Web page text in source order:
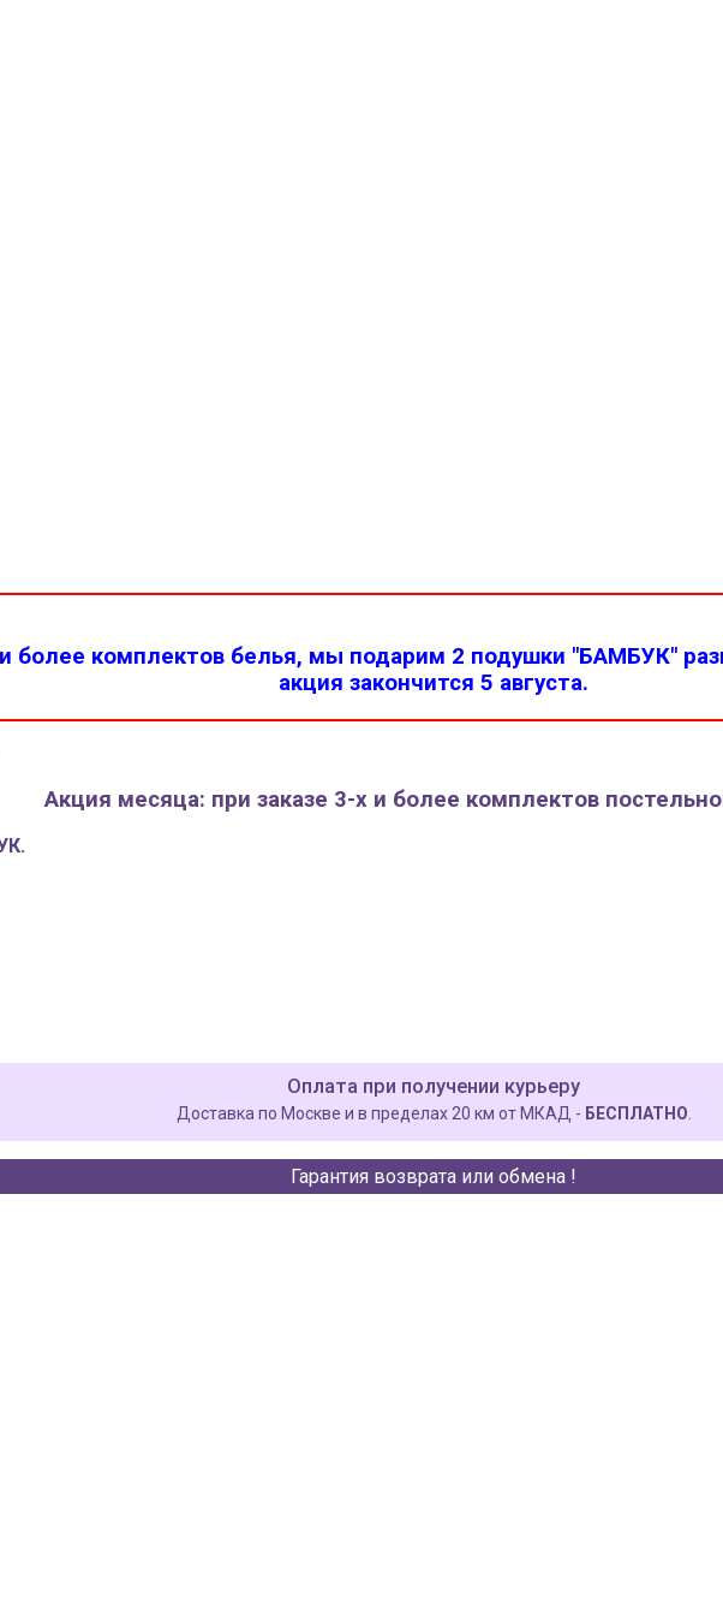
более комплектов белья, мы подарим 2 подушки "БАМБУК"
акция закончится 5 августа.
Акция месяца: при заказе 3-х и более комплектов
Оплата при получении курьеру
Доставка по Москве и в пределах 20 км от МКАД - БЕСПЛАТНО.
Гарантия возврата или обмена !